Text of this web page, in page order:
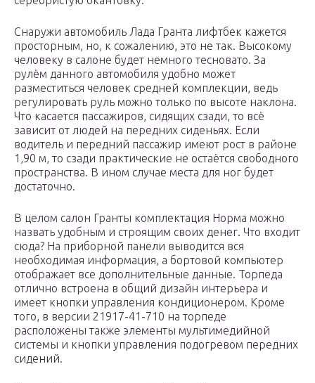
Снаружи автомобиль Лада Гранта лифтбек кажется
просторным, но, к сожалению, это не так. Высокому
человеку в салоне будет немного тесновато. За
рулём данного автомобиля удобно может
разместиться человек средней комплекции, ведь
регулировать руль можно только по высоте наклона.
Что касается пассажиров, сидящих сзади, то всё
зависит от людей на передних сиденьях. Если
водитель и передний пассажир имеют рост в районе
1,90 м, то сзади практические не остаётся свободного
пространства. В ином случае места для ног будет
достаточно.
В целом салон Гранты комплектация Норма можно
назвать удобным и строящим своих денег. Что входит
сюда? На приборной панели выводится вся
необходимая информация, а бортовой компьютер
отображает все дополнительные данные. Торпеда
отлично встроена в общий дизайн интерьера и
имеет кнопки управления кондиционером. Кроме
того, в версии 21917-41-710 на торпеде
расположены также элементы мультимедийной
системы и кнопки управления подогревом передних
сидений.